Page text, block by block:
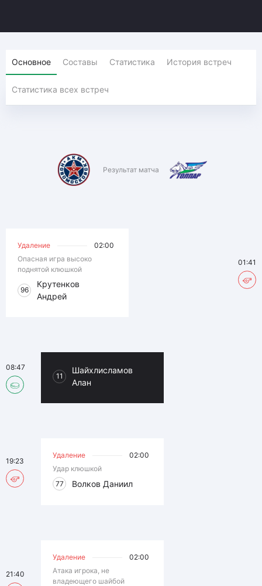
Основное Составы Статистика История встреч
Статистика всех встреч
Результат матча
Удаление
02:00
Опасная игра высоко
поднятой клюшкой
96
Крутенков
Андрей
01:41
11
Шайхлисламов
Алан
08:47
Удаление
02:00
Удар клюшкой
77
Волков Даниил
19:23
Удаление
02:00
Атака игрока, не
владеющего шайбой
21:40